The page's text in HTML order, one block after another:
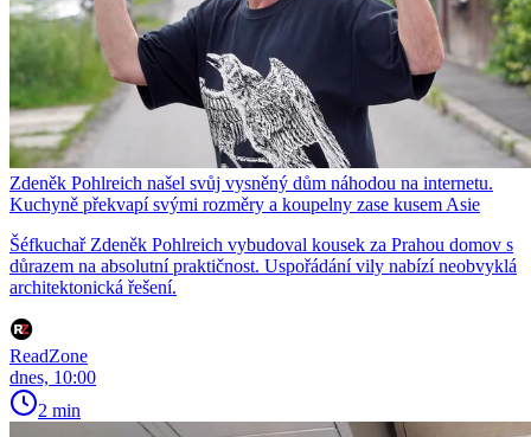
Zdeněk Pohlreich našel svůj vysněný dům náhodou na internetu.
Kuchyně překvapí svými rozměry a koupelny zase kusem Asie
Šéfkuchař Zdeněk Pohlreich vybudoval kousek za Prahou domov s
důrazem na absolutní praktičnost. Uspořádání vily nabízí neobvyklá
architektonická řešení.
ReadZone
dnes, 10:00
2 min